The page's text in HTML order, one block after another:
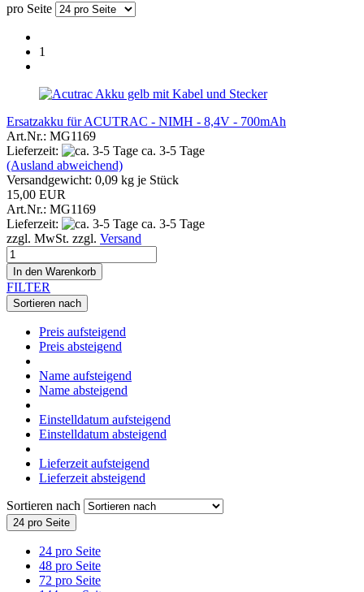
pro Seite
1
Ersatzakku für ACUTRAC - NIMH - 8,4V - 700mAh
Art.Nr.: MG1169
Lieferzeit:
ca. 3-5 Tage
(Ausland abweichend)
Versandgewicht: 0,09 kg je Stück
15,00 EUR
Art.Nr.: MG1169
Lieferzeit:
ca. 3-5 Tage
zzgl. MwSt. zzgl. Versand
In den Warenkorb
FILTER
Sortieren nach
Preis aufsteigend
Preis absteigend
Name aufsteigend
Name absteigend
Einstelldatum aufsteigend
Einstelldatum absteigend
Lieferzeit aufsteigend
Lieferzeit absteigend
Sortieren nach
24 pro Seite
24 pro Seite
48 pro Seite
72 pro Seite